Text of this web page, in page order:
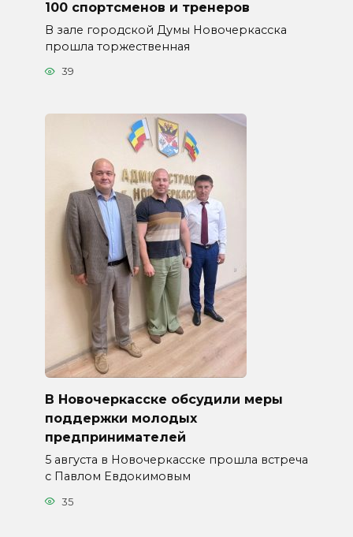
100 спортсменов и тренеров
В зале городской Думы Новочеркасска
прошла торжественная
39
В Новочеркасске обсудили меры
поддержки молодых
предпринимателей
5 августа в Новочеркасске прошла встреча
с Павлом Евдокимовым
35